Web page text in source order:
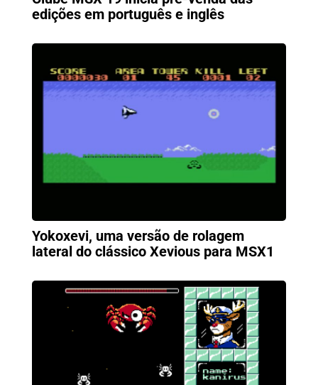
edições em português e inglês
Yokoxevi, uma versão de rolagem
lateral do clássico Xevious para MSX1